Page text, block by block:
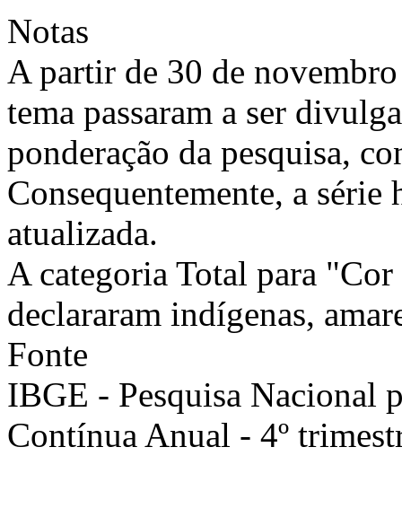
Notas
A partir de 30 de
tema passaram a ser
ponderação da pesquisa,
Consequentemente, a
atualizada.
A categoria Total para
declararam indígenas,
Fonte
IBGE - Pesquisa Nacional
Contínua Anual - 4º